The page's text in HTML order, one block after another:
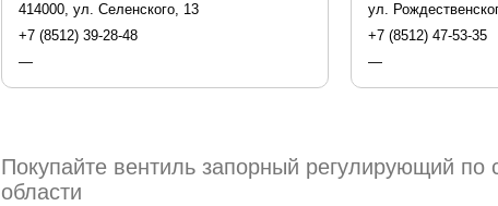
414000, ул. Селенского, 13
+7 (8512) 39-28-48
—
ул.
+7 (8512) 47-53-35
—
Покупайте вентиль запорный регулирующий по
области